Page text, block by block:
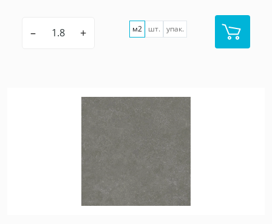
– + м2 шт. упак.